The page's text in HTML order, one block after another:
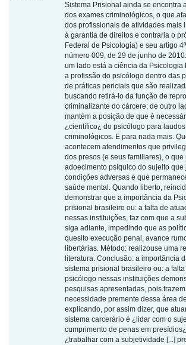
Sistema Prisional ainda se encontra
dos exames criminológicos, o que
dos profissionais de atividades mais
à garantia de direitos e contraria o
Federal de Psicologia) e seu artigo
número 009, de 29 de junho de
um lado está a ciência da Psicologia
a profissão do psicólogo dentro das
de práticas periciais que são
buscando retirá-lo da função de
criminalizante do cárcere; de outro
mantém a posição de que é
¿científico¿ do psicólogo para
criminológicos. E para nada mais.
acontecem atendimentos que
dos presos (e seus familiares), o que
adoecimento psíquico do sujeito que
condições adversas e que
saúde mental. Quando liberto,
demonstrar que a importância da
prisional brasileiro ou: a falta de
nessas instituições, faz com que a
siga adiante, impedindo que as
quesito execução penal, avance
libertárias. Método: realizouse uma
literatura. Conclusão: a importância
sistema prisional brasileiro ou: a
psicólogo nessas instituições
pesquisas apresentadas, pois
necessidade premente dessa área
explicando, por assim dizer, que
sistema carcerário é ¿lidar com o
cumprimento de penas em
¿trabalhar com a subjetividade [...]